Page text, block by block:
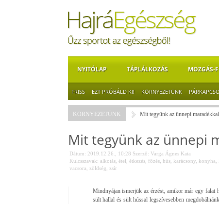
NYITÓLAP TÁPLÁLKOZÁS MOZGÁS-
FRISS EZT PRÓBÁLD KI! KÖRNYEZETÜNK
KÖRNYEZETÜNK Mit tegyünk az ünnepi
Mit tegyünk az ünnepi
Dátum: 2019.12.26., 10:28 Szerző: Varga Ágnes Kata
Kulcsszavak: alkotás, étel étkezés, főzés, hús, karácsony, konyha
vacsora zöldség zsír
Mindnyájan ismerjük az érzést, amikor már egy falat
sült hallal és sült hússal legszívesebben